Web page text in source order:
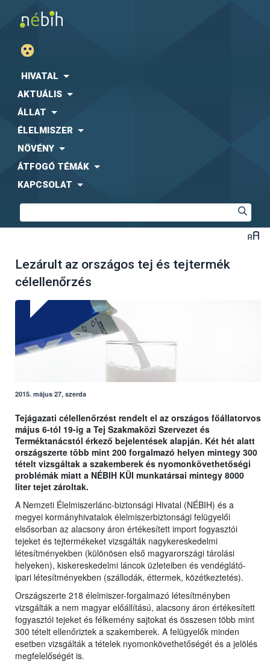
HIVATAL
AKTUÁLIS
ÁLLAT
ÉLELMISZER
NÖVÉNY
ÁTFOGÓ TÉMÁK
KAPCSOLAT
Lezárult az országos tej és tejtermék
célellenőrzés
2015. május 27, szerda
Tejágazati célellenőrzést rendelt el az országos főállatorvos
május 6-tól 19-ig a Tej Szakmaközi Szervezet és
Terméktanácstól érkező bejelentések alapján. Két hét alatt
országszerte több mint 200 forgalmazó helyen mintegy 300
tételt vizsgáltak a szakemberek és nyomonkövethetőségi
problémák miatt a NÉBIH KÜI munkatársai mintegy 8000
liter tejet zároltak.
A Nemzeti Élelmiszerlánc-biztonsági Hivatal (NÉBIH) és a
megyei kormányhivatalok élelmiszerbiztonsági felügyelői
elsősorban az alacsony áron értékesített import fogyasztói
tejeket és tejtermékeket vizsgálták nagykereskedelmi
létesítményekben (különösen első magyarországi tárolási
helyeken), kiskereskedelmi láncok üzleteiben és vendéglátó-
ipari létesítményekben (szállodák, éttermek, közétkeztetés).
Országszerte 218 élelmiszer-forgalmazó létesítményben
vizsgálták a nem magyar előállítású, alacsony áron értékesített
fogyasztói tejeket és félkemény sajtokat és összesen több mint
300 tételt ellenőriztek a szakemberek. A felügyelők minden
esetben vizsgálták a tételek nyomonkövethetőségét és a jelölés
megfelelőségét is.